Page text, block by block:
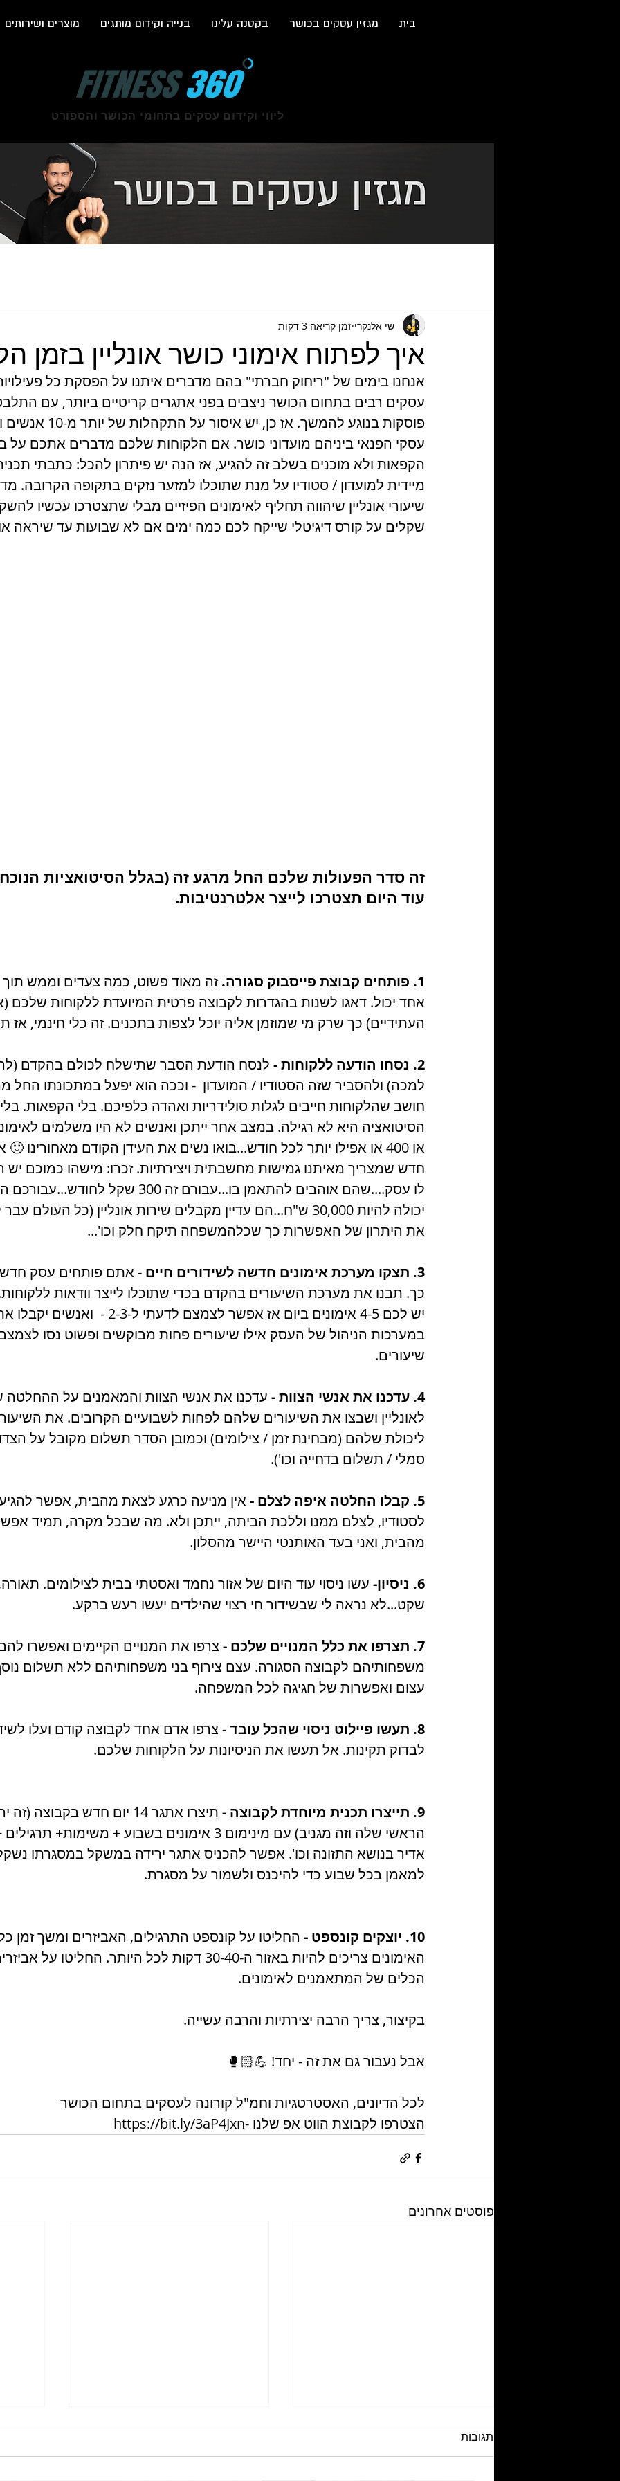
מוצרים ושירותים בנייה וקידום מותגים בקטנה עלינו מגזין עסקים בכושר בית
ליווי וקידום עסקים בתחומי הכושר והספורט
איך לפתוח אימוני כושר אונליין בזמן
שי אלנקרי זמן קריאה 3 דקות
אנחנו בימים של "ריחוק חברתי" בהם מדברים איתנו על הפסקת כל
עסקים רבים בתחום הכושר ניצבים בפני אתגרים קריטיים ביותר, עם
פוסקות בנוגע להמשך. אז
עסקי הפנאי ביניהם מועדוני כושר. אם הלקוחות שלכם מדברים אתכם על
הקפאות ולא מוכנים בשלב זה להגיע, אז הנה יש פיתרון להכל: כתבתי
מיידית למועדון / סטודיו על מנת שתוכלו למזער נזקים בתקופה הקרובה.
שיעורי אונליין שיהווה תחליף לאימונים הפיזיים מבלי שתצטרכו עכשיו
שקלים על קורס דיגיטלי שייקח לכם כמה ימים אם לא שבועות עד שיראה
זה סדר הפעולות שלכם החל מרגע זה (בגלל הסיטואציות
עוד היום תצטרכו לייצר אלטרנטיבות.
1. פותחים קבוצת פייסבוק סגורה.
זה מאוד פשוט, כמה צעדים וממש
אחד יכול. דאגו לשנות בהגדרות לקבוצה פרטית המיועדת ללקוחות שלכם
העתידיים) כך שרק מי שמוזמן אליה יוכל לצפות בתכנים. זה כלי חינמי,
2. נסחו הודעה ללקוחות -
לנסח הודעת הסבר שתישלח לכולם בהקדם
למכה) ולהסביר שזה הסטודיו / המועדון  - וככה הוא יפעל במתכונתו החל
חושב שהלקוחות חייבים לגלות סולידריות ואהדה כלפיכם. בלי הקפאות.
או 400 או אפילו יותר לכל חודש...בואו נשים את העידן הקודם מאחורינו
לו עסק....שהם אוהבים להתאמן בו...עבורם זה 300
יכולה להיות 30,000 ש"ח...הם עדיין מקבלים שירות אונליין (כל
את היתרון של האפשרות כך שכלהמשפחה תיקח חלק וכו'...
3. תצקו מערכת אימונים חדשה לשידורים חיים
- אתם פותחים עסק
כך. תבנו את מערכת השיעורים בהקדם בכדי שתוכלו לייצר וודאות
יש לכם 4-5 אימונים ביום אז אפשר לצמצם
במערכות הניהול של העסק אילו שיעורים פחות מבוקשים ופשוט נסו
שיעורים.
4. עדכנו את אנשי הצוות -
עדכנו את אנשי הצוות והמאמנים על
לאונליין ושבצו את השיעורים שלהם לפחות לשבועיים הקרובים. את
ליכולת שלהם (מבחינת זמן / צילומים) וכמובן הסדר תשלום מקובל על
סמלי / תשלום בדחייה וכו').
5. קבלו החלטה איפה לצלם -
אין מניעה כרגע לצאת מהבית, אפשר
לסטודיו, לצלם ממנו וללכת הביתה, ייתכן ולא. מה שבכל מקרה, תמיד
מהבית, ואני בעד האותנטי היישר מהסלון.
6. ניסיון-
עשו ניסוי עוד היום של אזור נחמד ואסטתי בבית לצילומים.
שקט...לא נראה לי שבשידור חי רצוי שהילדים יעשו רעש ברקע.
7. תצרפו את כלל המנויים שלכם -
צרפו את המנויים הקיימים ואפשרו
משפחותיהם לקבוצה הסגורה. עצם צירוף בני משפחותיהם ללא תשלום
עצום ואפשרות של חגיגה לכל המשפחה.
8. תעשו פיילוט ניסוי שהכל עובד
- צרפו אדם אחד לקבוצה קודם ועלו
לבדוק תקינות. אל תעשו את הניסיונות על הלקוחות שלכם.
9. תייצרו תכנית מיוחדת לקבוצה -
תיצרו אתגר 14 יום חדש
הראשי שלה וזה מגניב) עם מינימום 3 אימונים בשבוע +
אדיר בנושא התזונה וכו'. אפשר להכניס אתגר ירידה במשקל במסגרתו
למאמן בכל שבוע כדי להיכנס ולשמור על מסגרת.
10. יוצקים קונספט -
החליטו על קונספט התרגילים, האביזרים ומשך זמן
האימונים צריכים להיות באזור ה-30-40 דקות לכל היותר.
הכלים של המתאמנים לאימונים.
בקיצור, צריך הרבה יצירתיות והרבה עשייה.
אבל נעבור גם את זה - יחד! 💪🏻🥊
לכל הדיונים, האסטרטגיות וחמ"ל קורונה לעסקים בתחום הכושר
הצטרפו לקבוצת הווט אפ שלנו -https://bit.ly/3aP4Jxn
פוסטים אחרונים
תגובות